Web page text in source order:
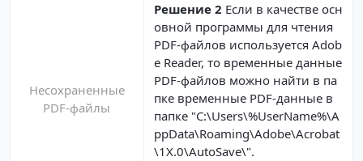
Несохраненные
PDF-файлы
Решение 2 Если в качестве осн
овной программы для чтения
PDF-файлов используется Adob
e Reader, то временные данные
PDF-файлов можно найти в па
пке временные PDF-данные в
папке "C:\Users\%UserName%\A
ppData\Roaming\Adobe\Acrobat
\1X.0\AutoSave\".